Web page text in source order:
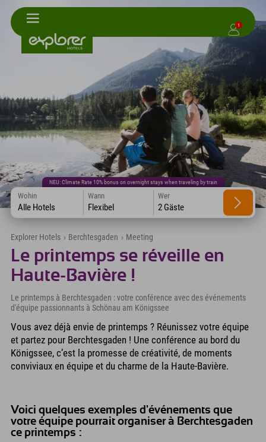
1
NEU: Climate Rate 10% bonus on overnight stays when traveling by train
Wohin
Alle Hotels
Wann
Flexibel
Wer
2 Gäste
Explorer Hotels › Berchtesgaden › Meeting
Le printemps se réveille en
Haute-Bavière !
Le printemps à Berchtesgaden : votre conférence avec des événements
d'équipe passionnants à Schönau am Königssee
Vous avez déjà envie de printemps ? Réunissez votre équipe
et partez pour Berchtesgaden ! Une conférence au bord du
Königssee, c’est la promesse de créativité, de moments
conviviaux en équipe et du charme de la Haute-Bavière.
Voici quelques exemples d'événements que
votre équipe pourrait organiser à Berchtesgaden
ce printemps :